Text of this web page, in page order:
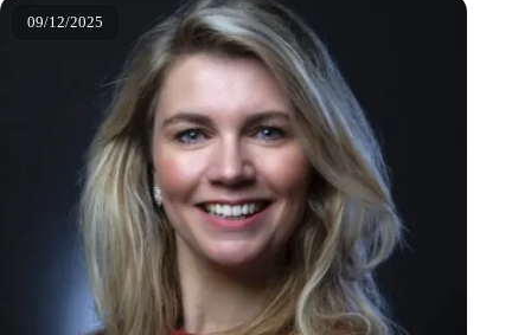
09/12/2025